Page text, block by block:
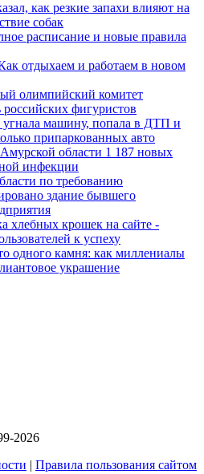
как резкие запахи влияют на
собак
расписание и новые правила
отдыхаем и работаем в новом
олимпийский комитет
российских фигуристов
угнала машину, попала в ДТП и
припаркованных авто
области 1 187 новых
инфекции
по требованию
здание бывшего
хлебных крошек на сайте -
к успеху
одного камня: как миллениалы
украшение
2026
| Правила пользования сайтом